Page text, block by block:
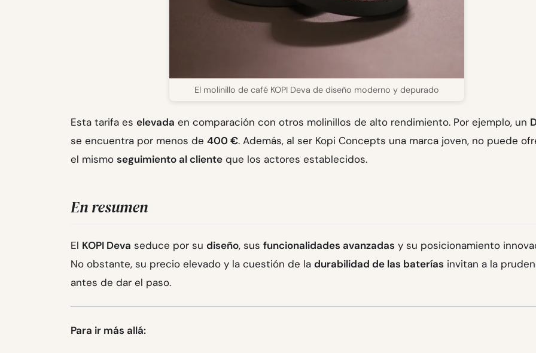
El molinillo de café KOPI Deva de diseño moderno y depurado
Esta tarifa es elevada en comparación con otros molinillos de alto rendimiento. Por ejemplo, un
se encuentra por menos de 400 €. Además, al ser Kopi Concepts una marca joven, no puede
el mismo seguimiento al cliente que los actores establecidos.
En resumen
El KOPI Deva seduce por su diseño, sus funcionalidades avanzadas y su posicionamiento
No obstante, su precio elevado y la cuestión de la durabilidad de las baterías invitan a la
antes de dar el paso.
Para ir más allá: